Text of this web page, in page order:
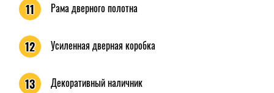
11 Рама дверного полотна
12 Усиленная дверная коробка
13 Декоративный наличник